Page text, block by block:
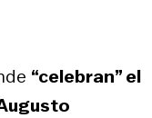
“celebran” el